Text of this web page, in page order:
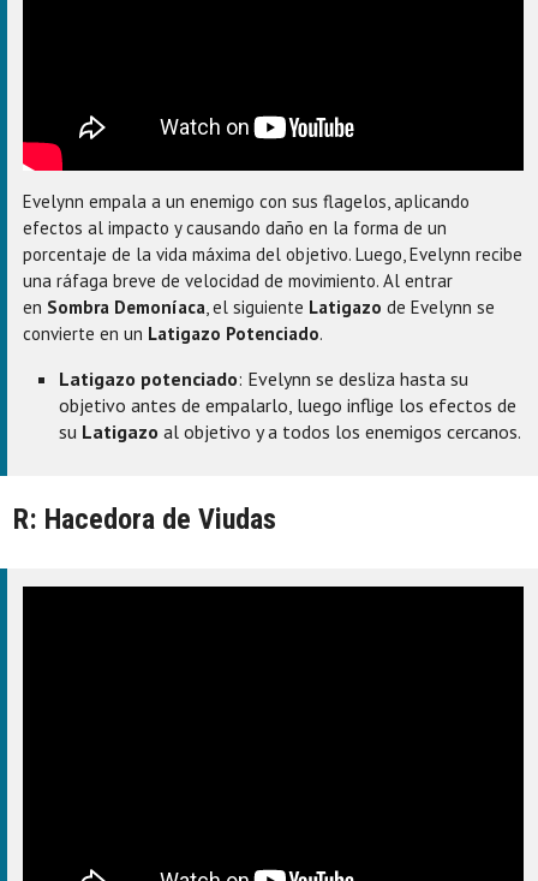
Evelynn empala a un enemigo con sus flagelos, aplicando
efectos al impacto y causando daño en la forma de un
porcentaje de la vida máxima del objetivo. Luego, Evelynn recibe
una ráfaga breve de velocidad de movimiento. Al entrar
en Sombra Demoníaca, el siguiente Latigazo de Evelynn se
convierte en un Latigazo Potenciado.
Latigazo potenciado: Evelynn se desliza hasta su
objetivo antes de empalarlo, luego inflige los efectos de
su Latigazo al objetivo y a todos los enemigos cercanos.
R: Hacedora de Viudas